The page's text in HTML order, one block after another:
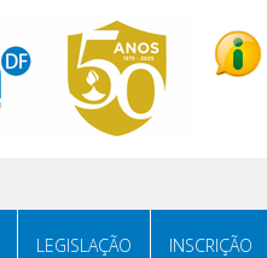
LEGISLAÇÃO INSCRIÇÃO